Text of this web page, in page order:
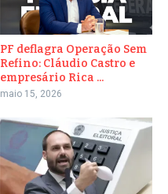
PF deflagra Operação Sem
Refino: Cláudio Castro e
empresário Rica ...
maio 15, 2026